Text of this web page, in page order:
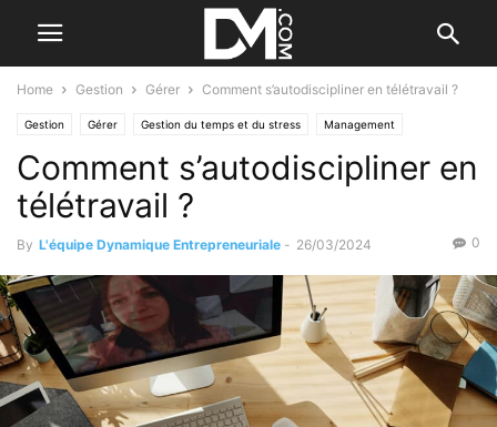
Home Gestion Gérer Comment s’autodiscipliner en télétravail ?
Gestion Gérer Gestion du temps et du stress Management
Comment s’autodiscipliner en
télétravail ?
By L'équipe Dynamique Entrepreneuriale - 26/03/2024 0